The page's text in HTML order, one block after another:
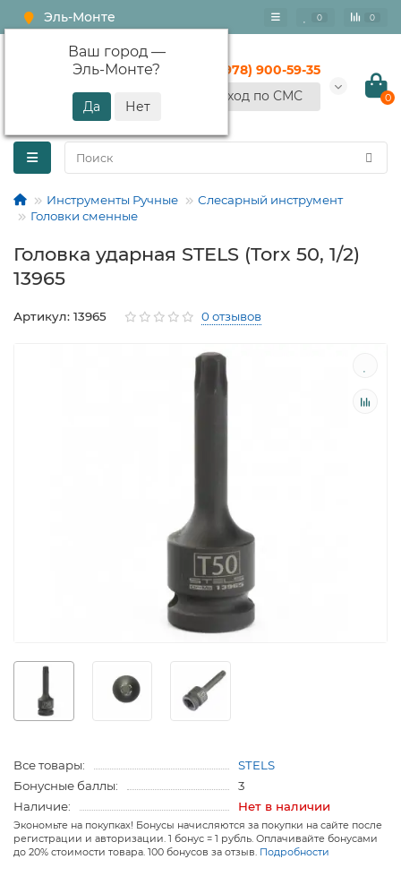
Эль-Монте
Ваш город —
Эль-Монте?
0 0
+7 (978) 900-59-35
Вход по СМС
0
Инструменты Ручные
Слесарный инструмент
Головки сменные
Головка ударная STELS (Torx 50, 1/2)
13965
Артикул: 13965 0 отзывов
Все товары:
STELS
Бонусные баллы:
3
Наличие:
Нет в наличии
Экономьте на покупках! Бонусы начисляются за покупки на сайте после
регистрации и авторизации. 1 бонус = 1 рубль. Оплачивайте бонусами
до 20% стоимости товара. 100 бонусов за отзыв. Подробности